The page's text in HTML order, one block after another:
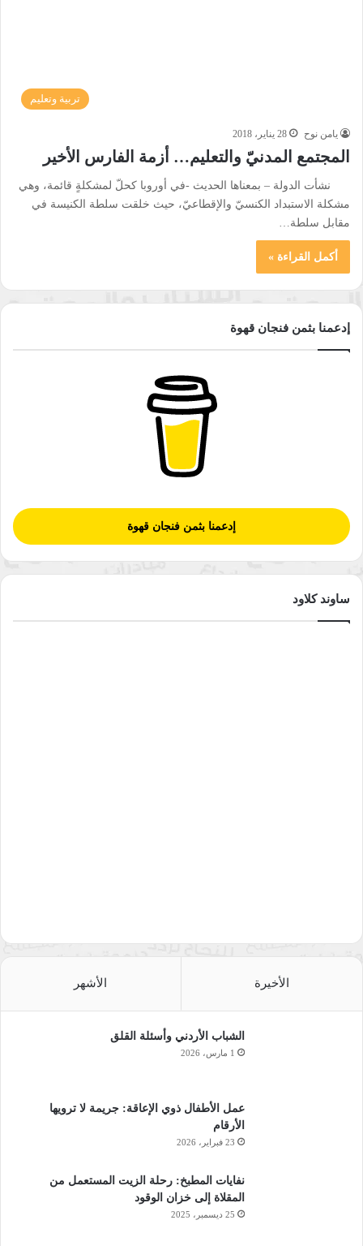
تربية وتعليم
يامن نوح 28 يناير، 2018
المجتمع المدنيّ والتعليم… أزمة الفارس الأخير
نشأت الدولة – بمعناها الحديث -في أوروبا كحلّ لمشكلةٍ قائمة، وهي
مشكلة الاستبداد الكنسيّ والإقطاعيّ، حيث خلقت سلطة الكنيسة في
مقابل سلطة…
أكمل القراءة »
إدعمنا بثمن فنجان قهوة
إدعمنا بثمن فنجان قهوة
ساوند كلاود
الأخيرة الأشهر
الشباب الأردني وأسئلة القلق
1 مارس، 2026
عمل الأطفال ذوي الإعاقة: جريمة لا ترويها
الأرقام
23 فبراير، 2026
نفايات المطبخ: رحلة الزيت المستعمل من
المقلاة إلى خزان الوقود
25 ديسمبر، 2025